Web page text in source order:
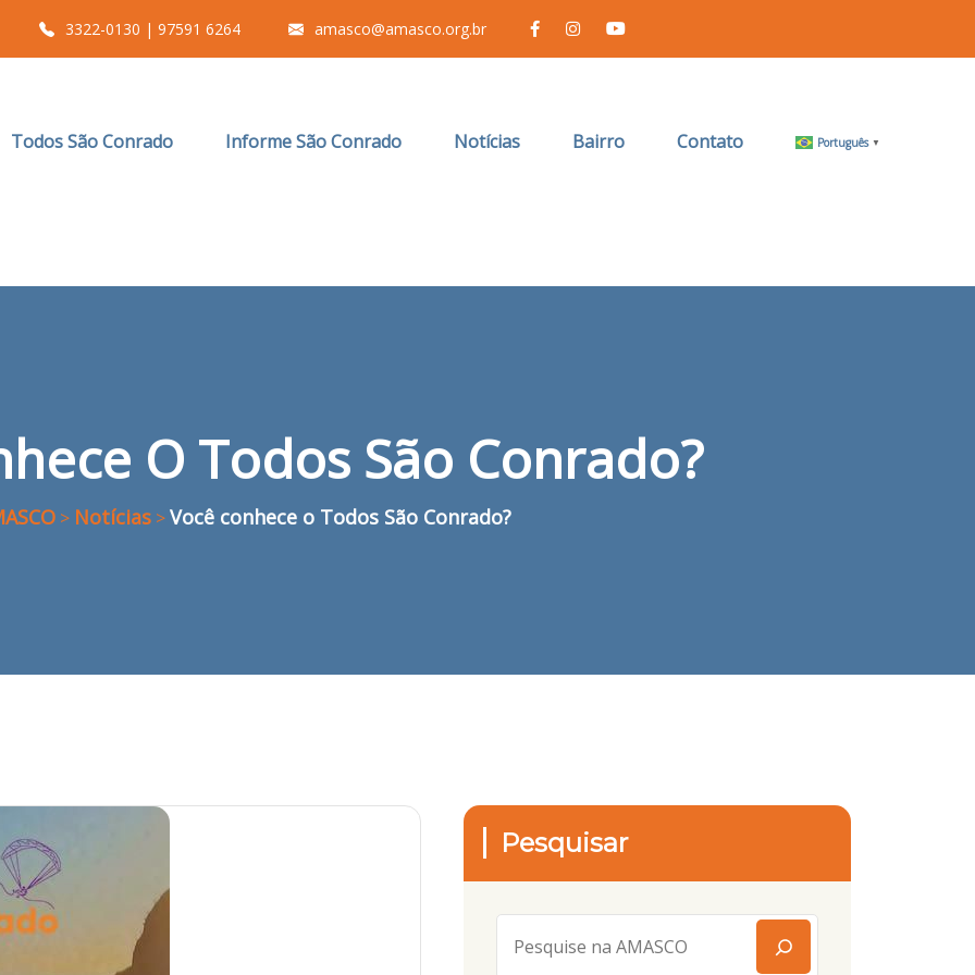
3322-0130 | 97591 6264 amasco@amasco.org.br
Todos São Conrado Informe São Conrado Notícias Bairro Contato Português ▼
O Todos São Conrado?
> Notícias >Você conhece o Todos São Conrado?
Pesquisar